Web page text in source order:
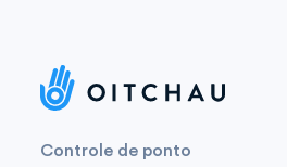
Controle de ponto